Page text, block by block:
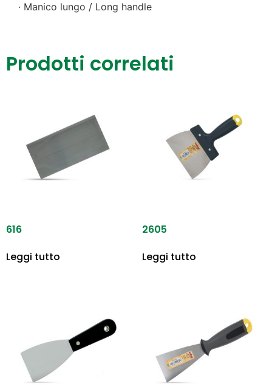
· Manico lungo / Long handle
Prodotti correlati
616
Leggi tutto
2605
Leggi tutto